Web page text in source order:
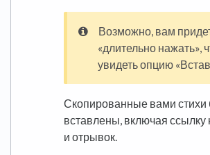
Возможно, вам
«длительно нажать»,
увидеть опцию
Скопированные вами стихи
вставлены, включая
и отрывок.